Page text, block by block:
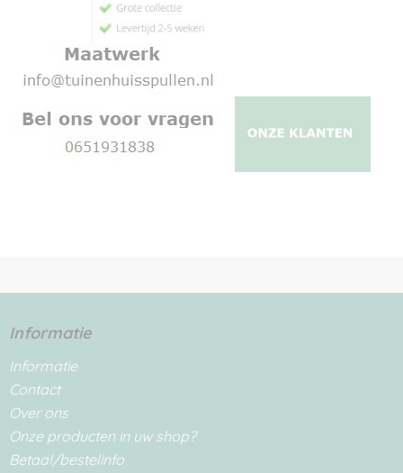
Informatie
Informatie
Contact
Over ons
Onze producten in uw shop?
Betaal/bestelinfo